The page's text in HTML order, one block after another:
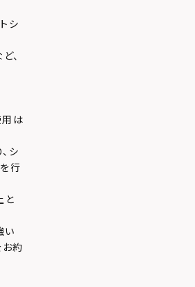
シ
、
用は
シ
行
と
い
約